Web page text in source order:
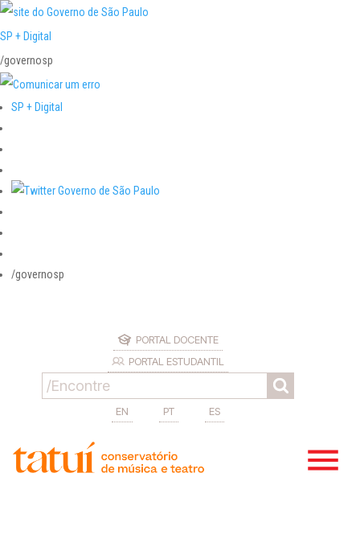
SP + Digital
/governosp
SP + Digital
/governosp
PORTAL DOCENTE
PORTAL ESTUDANTIL
EN PT ES